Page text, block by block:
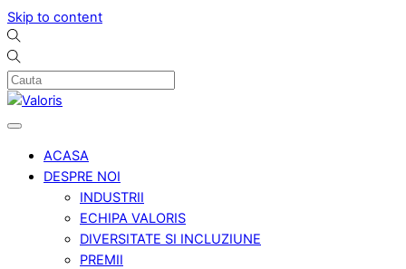
Skip to content
ACASA
DESPRE NOI
INDUSTRII
ECHIPA VALORIS
DIVERSITATE SI INCLUZIUNE
PREMII